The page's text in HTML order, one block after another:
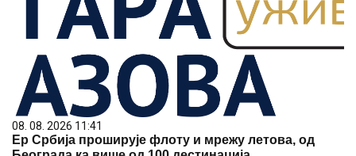
08. 08. 2026 11:41
Ер Србија проширује флоту и мрежу летова, од